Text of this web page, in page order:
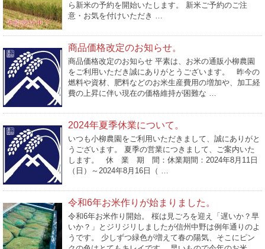
ら新米の予約を開始いたします。 新米ご予約のご注
意・お気を付けいただき …
商品価格改定のお知らせ。
商品価格改定のお知らせ 平素は、お米の通販小柳農園
をご利用いただき誠にありがとうございます。 昨今の
燃料や資材、肥料などのお米生産費用の増加や、加工経
費の上昇に伴い現在の価格維持が困難な …
2024年夏季休業について。
いつも小柳農園をご利用いただきまして、誠にありがと
うございます。 夏季の営業につきまして、ご案内いた
します。 休 業 期 間：休業期間：2024年8月11日
（日）～2024年8月16日（ …
令和6年お米作りが始まりました。
令和6年お米作り開始。 桜は見ごろを迎え「遅いか？早
いか？」とジリジリしましたが信州中野は例年通りのよ
うです。 少しずつ緑色が増えて春の陽気、そこにピン